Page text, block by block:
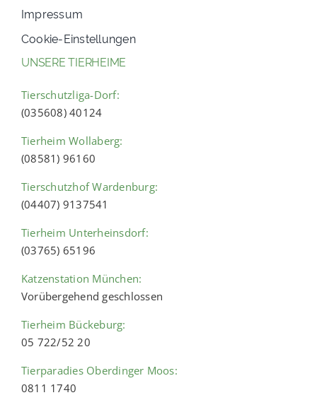
Impressum
Cookie-Einstellungen
UNSERE TIERHEIME
Tierschutzliga-Dorf:
(035608) 40124
Tierheim Wollaberg:
(08581) 96160
Tierschutzhof Wardenburg:
(04407) 9137541
Tierheim Unterheinsdorf:
(03765) 65196
Katzenstation München:
Vorübergehend geschlossen
Tierheim Bückeburg:
05 722/52 20
Tierparadies Oberdinger Moos:
0811 1740